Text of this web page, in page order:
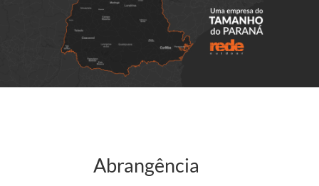
Abrangência